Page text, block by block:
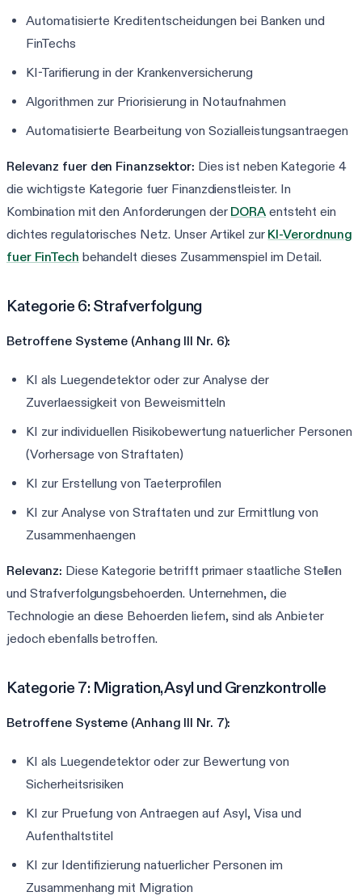
Automatisierte Kreditentscheidungen bei Banken und
FinTechs
KI-Tarifierung in der Krankenversicherung
Algorithmen zur Priorisierung in Notaufnahmen
Automatisierte Bearbeitung von Sozialleistungsantraegen
Relevanz fuer den Finanzsektor: Dies ist neben Kategorie 4
die wichtigste Kategorie fuer Finanzdienstleister. In
Kombination mit den Anforderungen der DORAentsteht ein
dichtes regulatorisches Netz. Unser Artikel zur KI-Verordnung
fuer FinTech behandelt dieses Zusammenspiel im Detail.
Kategorie 6: Strafverfolgung
Betroffene Systeme (Anhang III Nr. 6):
KI als Luegendetektor oder zur Analyse der
Zuverlaessigkeit von Beweismitteln
KI zur individuellen Risikobewertung natuerlicher Personen
(Vorhersage von Straftaten)
KI zur Erstellung von Taeterprofilen
KI zur Analyse von Straftaten und zur Ermittlung von
Zusammenhaengen
Relevanz: Diese Kategorie betrifft primaer staatliche Stellen
und Strafverfolgungsbehoerden. Unternehmen, die
Technologie an diese Behoerden liefern, sind als Anbieter
jedoch ebenfalls betroffen.
Kategorie 7: Migration, Asyl und Grenzkontrolle
Betroffene Systeme (Anhang III Nr. 7):
KI als Luegendetektor oder zur Bewertung von
Sicherheitsrisiken
KI zur Pruefung von Antraegen auf Asyl, Visa und
Aufenthaltstitel
KI zur Identifizierung natuerlicher Personen im
Zusammenhang mit Migration